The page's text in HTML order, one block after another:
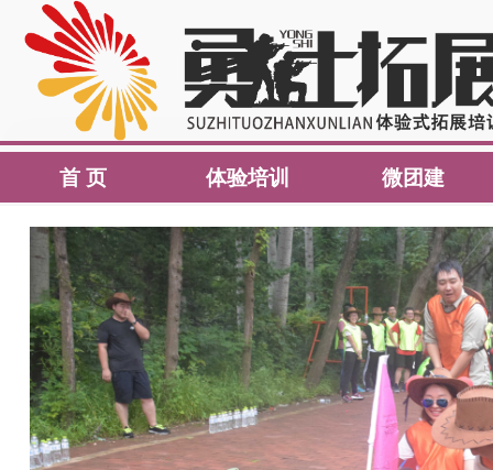
首 页
首 页
体验培训
体验培训
微团建
微团建